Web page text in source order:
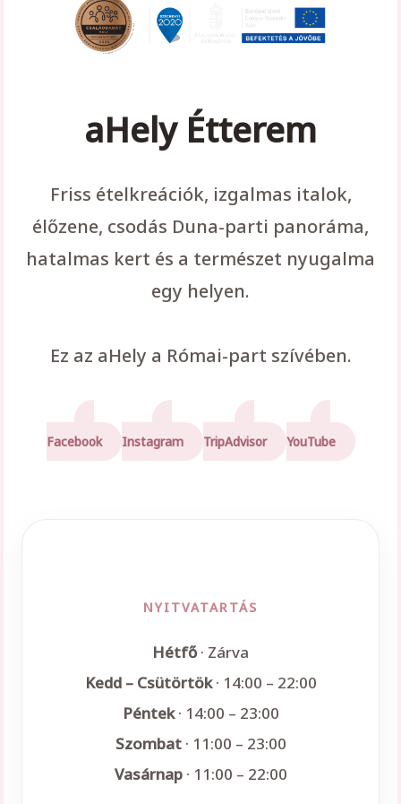
aHely Étterem
Friss ételkreációk, izgalmas italok,
élőzene, csodás Duna-parti panoráma,
hatalmas kert és a természet nyugalma
egy helyen.
Ez az aHely a Római-part szívében.
Facebook Instagram TripAdvisor YouTube
NYITVATARTÁS
Hétfő· Zárva
Kedd – Csütörtök· 14:00 – 22:00
Péntek· 14:00 – 23:00
Szombat· 11:00 – 23:00
Vasárnap· 11:00 – 22:00